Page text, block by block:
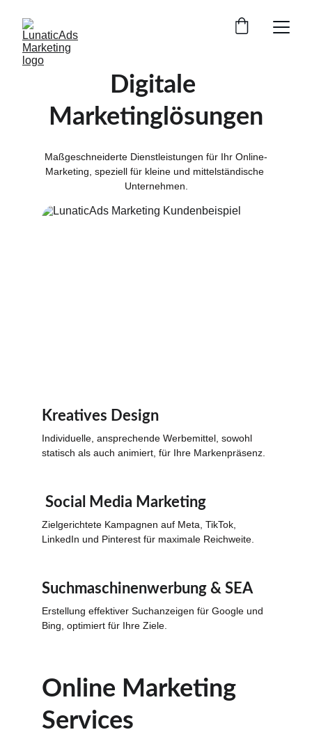
Digitale
Marketinglösungen
Maßgeschneiderte Dienstleistungen für Ihr Online-
Marketing, speziell für kleine und mittelständische
Unternehmen.
Social Media Marketing
Zielgerichtete Kampagnen auf Meta, TikTok,
LinkedIn und Pinterest für maximale Reichweite.
Suchmaschinenwerbung & SEA
Erstellung effektiver Suchanzeigen für Google und
Bing, optimiert für Ihre Ziele.
Kreatives Design
Individuelle, ansprechende Werbemittel, sowohl
statisch als auch animiert, für Ihre Markenpräsenz.
Online Marketing
Services